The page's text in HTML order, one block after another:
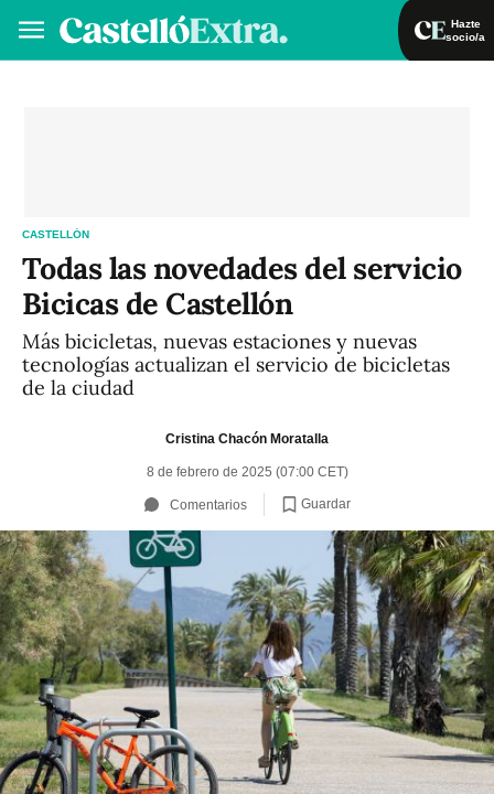
Hazte
socio/a
CASTELLÓN
Todas las novedades del servicio
Bicicas de Castellón
Más bicicletas, nuevas estaciones y nuevas
tecnologías actualizan el servicio de bicicletas
de la ciudad
Cristina Chacón Moratalla
8 de febrero de 2025 (07:00 CET)
Comentarios Guardar